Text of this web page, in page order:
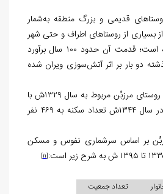
قدیمی و بزرگ منطقه به‌شمار
از روستاهای اطراف و حتی شهر
آزادشهر تخمین زده شده است؛ قدمت آن حدود ۱۰۰ سال برآورد
دو بار بر اثر آتش‌سوزی ویران شده
قدیمی‌ترین آمار جمعیتی روستای مرزبُن مربوط به سال ۱۳۲۹ش با
و در سال ۱۳۴۴ش تعداد سکنه به ۴۶۹ نفر
بر اساس سرشماری نفوس و مسکن
[11]
تعداد جمعیت